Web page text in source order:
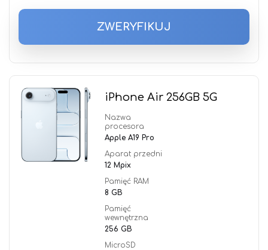
ZWERYFIKUJ
iPhone Air 256GB 5G
Nazwa
procesora
Apple A19 Pro
Aparat przedni
12 Mpix
Pamięć RAM
8 GB
Pamięć
wewnętrzna
256 GB
MicroSD